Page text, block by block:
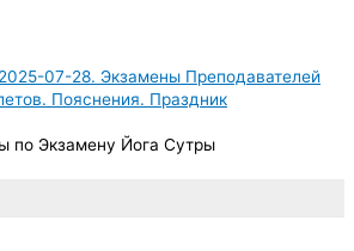
07-28. Экзамены Преподавателей
Пояснения. Праздник
по Экзамену Йога Сутры